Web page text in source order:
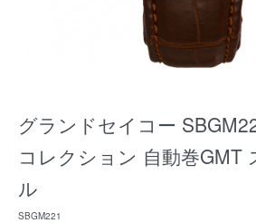
グランドセイコー
コレクション 自動巻GMT
ル
SBGM221